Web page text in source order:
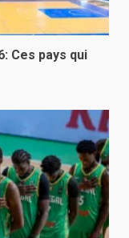
Ces pays qui